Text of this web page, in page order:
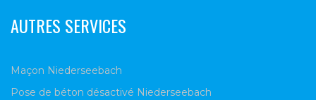
AUTRES SERVICES
Maçon Niederseebach
Pose de béton désactivé Niederseebach